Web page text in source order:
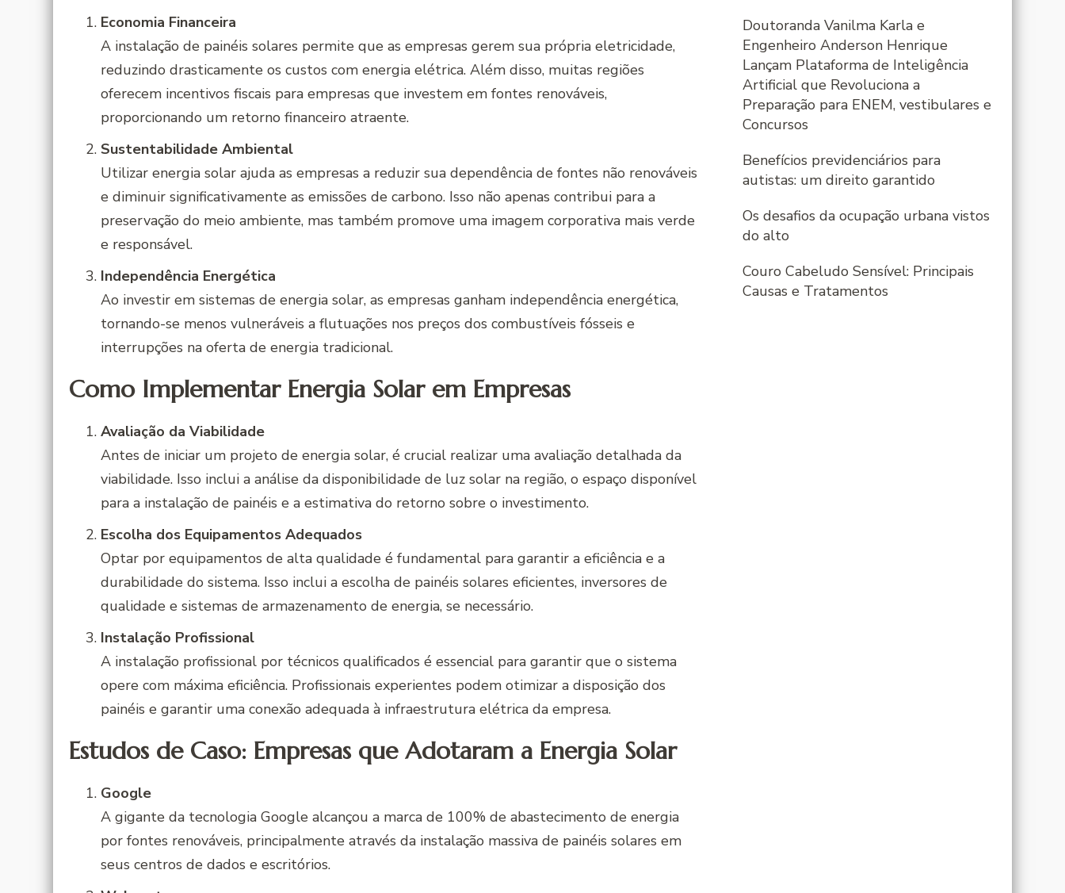
Economia Financeira
A instalação de painéis solares permite que as empresas gerem sua própria eletricidade,
reduzindo drasticamente os custos com energia elétrica. Além disso, muitas regiões
oferecem incentivos fiscais para empresas que investem em fontes renováveis,
proporcionando um retorno financeiro atraente.
Sustentabilidade Ambiental
Utilizar energia solar ajuda as empresas a reduzir sua dependência de fontes não renováveis
e diminuir significativamente as emissões de carbono. Isso não apenas contribui para a
preservação do meio ambiente, mas também promove uma imagem corporativa mais verde
e responsável.
Independência Energética
Ao investir em sistemas de energia solar, as empresas ganham independência energética,
tornando-se menos vulneráveis a flutuações nos preços dos combustíveis fósseis e
interrupções na oferta de energia tradicional.
Como Implementar Energia Solar em Empresas
Avaliação da Viabilidade
Antes de iniciar um projeto de energia solar, é crucial realizar uma avaliação detalhada da
viabilidade. Isso inclui a análise da disponibilidade de luz solar na região, o espaço disponível
para a instalação de painéis e a estimativa do retorno sobre o investimento.
Escolha dos Equipamentos Adequados
Optar por equipamentos de alta qualidade é fundamental para garantir a eficiência e a
durabilidade do sistema. Isso inclui a escolha de painéis solares eficientes, inversores de
qualidade e sistemas de armazenamento de energia, se necessário.
Instalação Profissional
A instalação profissional por técnicos qualificados é essencial para garantir que o sistema
opere com máxima eficiência. Profissionais experientes podem otimizar a disposição dos
painéis e garantir uma conexão adequada à infraestrutura elétrica da empresa.
Estudos de Caso: Empresas que Adotaram a Energia Solar
Google
A gigante da tecnologia Google alcançou a marca de 100% de abastecimento de energia
por fontes renováveis, principalmente através da instalação massiva de painéis solares em
seus centros de dados e escritórios.
Doutoranda Vanilma Karla e
Engenheiro Anderson Henrique
Lançam Plataforma de Inteligência
Artificial que Revoluciona a
Preparação para ENEM, vestibulares e
Concursos
Benefícios previdenciários para
autistas: um direito garantido
Os desafios da ocupação urbana vistos
do alto
Couro Cabeludo Sensível: Principais
Causas e Tratamentos